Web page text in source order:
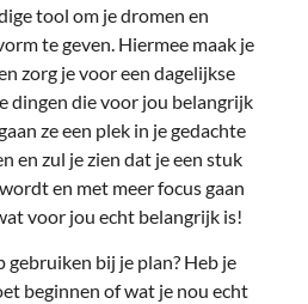
tool om je dromen en
te geven. Hiermee maak je
zorg je voor een dagelijkse
dingen die voor jou belangrijk
ze een plek in je gedachte
en zul je zien dat je een stuk
en met meer focus gaan
voor jou echt belangrijk is!
bij je plan? Heb je
beginnen of wat je nou echt